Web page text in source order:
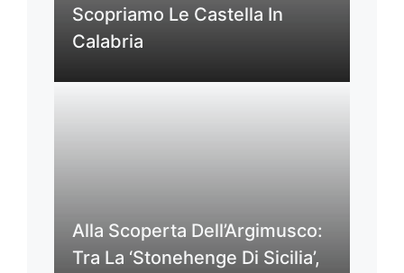
Scopriamo Le Castella In
Calabria
Alla Scoperta Dell’Argimusco:
Tra La ‘Stonehenge Di Sicilia’,